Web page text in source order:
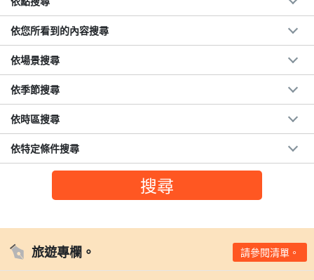
依您所看到的內容搜尋
依場景搜尋
依季節搜尋
依時區搜尋
依特定條件搜尋
旅遊專欄。 請參閱清單。